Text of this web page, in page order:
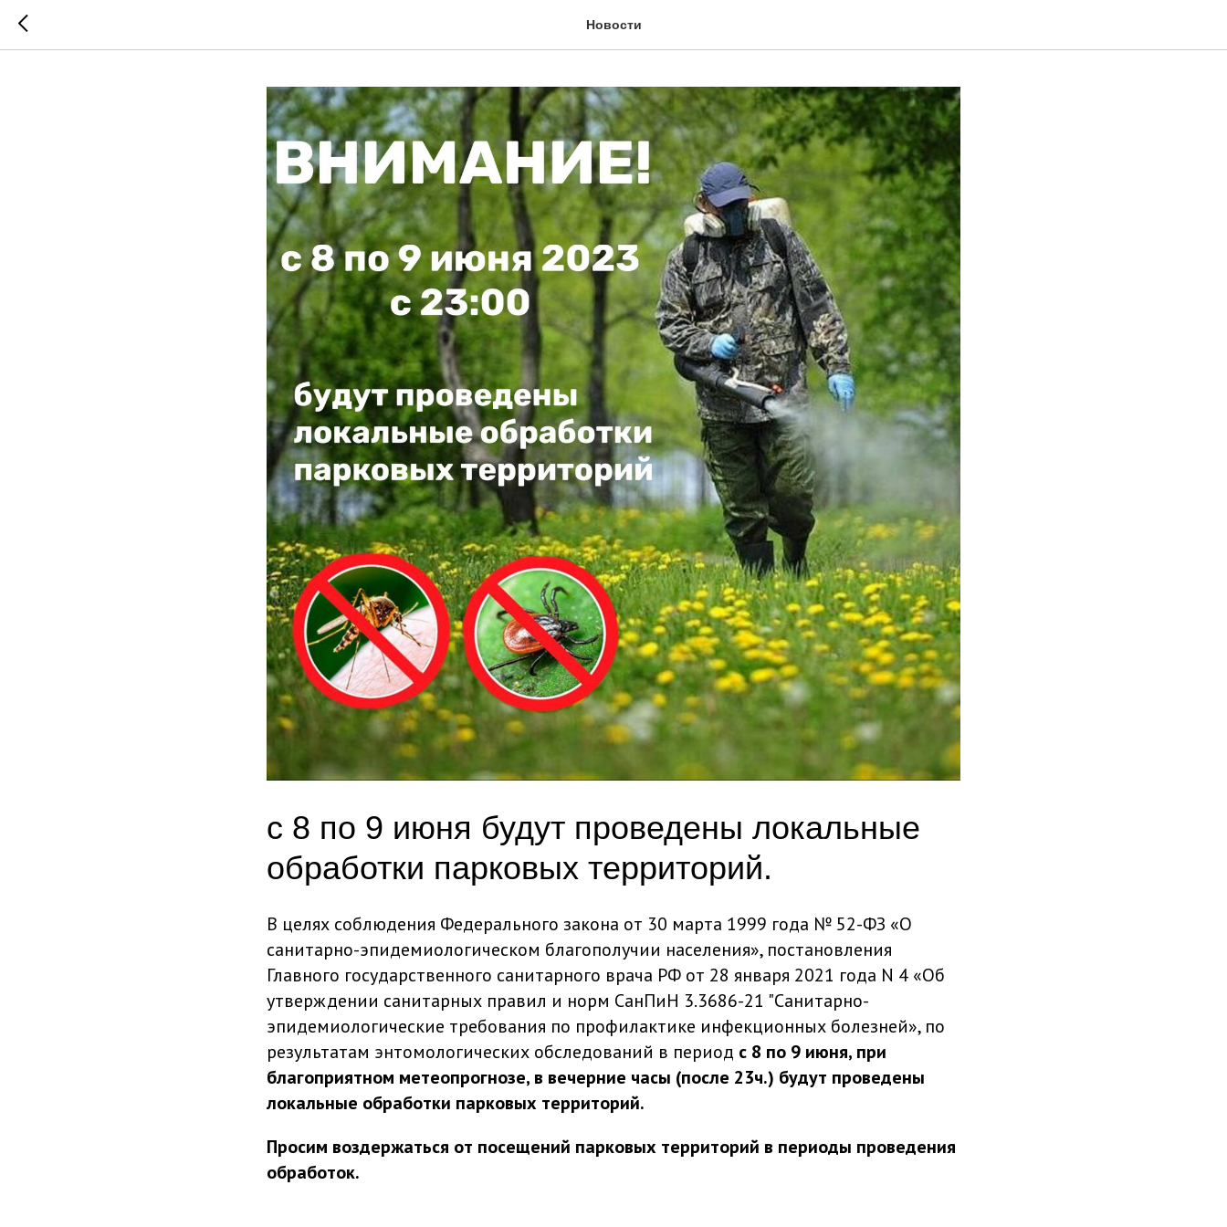
Новости
с 8 по 9 июня будут проведены локальные
обработки парковых территорий.
В целях соблюдения Федерального закона от 30 марта 1999 года № 52-ФЗ «О
санитарно-эпидемиологическом благополучии населения», постановления
Главного государственного санитарного врача РФ от 28 января 2021 года N 4 «Об
утверждении санитарных правил и норм СанПиН 3.3686-21 "Санитарно-
эпидемиологические требования по профилактике инфекционных болезней», по
результатам энтомологических обследований в период с 8 по 9 июня, при
благоприятном метеопрогнозе, в вечерние часы (после 23ч.) будут проведены
локальные обработки парковых территорий.
Просим воздержаться от посещений парковых территорий в периоды проведения
обработок.